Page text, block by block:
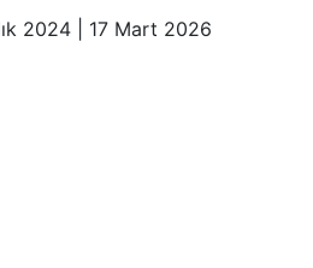
2024 17 Mart 2026